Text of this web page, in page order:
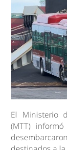
El Ministerio
(MTT)